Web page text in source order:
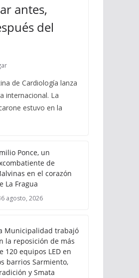
antes,
del
de Cardiología lanza
internacional. La
estuvo en la
Ponce, un
de
en el corazón
La Fragua
6 agosto, 2026
Municipalidad trabajó
la reposición de más
120 equipos LED en
barrios Sarmiento,
y Smata